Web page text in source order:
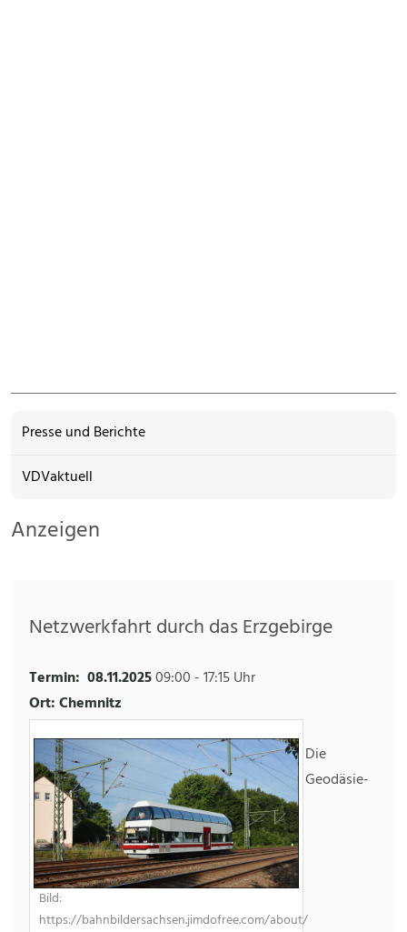
Presse und Berichte
VDVaktuell
Anzeigen
Netzwerkfahrt durch das Erzgebirge
Termin: 08.11.202509:00 -17:15 Uhr
Ort: Chemnitz
Bild:
https://bahnbildersachsen.jimdofree.com/about/
Die
Geodäsie-